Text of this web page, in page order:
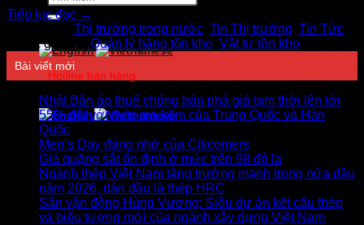
kiếm:
Hotline bán hàng
Tiếp tục đọc →
Thị trường trong nước Tin Thị trường Tin Tức
Được gắn thẻQuản lý hàng tồn kho Vật tư tồn kho
Bài viết mới
Nhật Bản áp thuế chống bán phá giá tạm thời lên tới
55% đối với thép mạ kẽm của Trung Quốc và Hàn
Quốc
Men’s Day đáng nhớ của Citicomers
Giá quặng sắt ổn định ở mức trên 98 đô la
Ngành thép Việt Nam tăng trưởng mạnh trong nửa đầu
năm 2026, dẫn đầu là thép HRC
Sân vận động Hùng Vương: Siêu dự án kết cấu thép
và biểu tượng mới của ngành xây dựng Việt Nam